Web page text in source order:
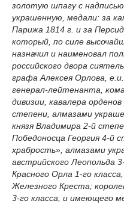
золотую шпагу с
украшенную, медали: за
Парижа 1814 г. и за
который, по силе
назначил и наименовал
российского двора
графа Алексея Орлова,
генерал-лейтенанта,
дивизии, кавалера
степени, алмазами
князя Владимира 2-й
Победоносца Георгия 4-й
храбрость», алмазами
австрийского Леопольда
Красного Орла 1-го
Железного Креста;
3-го класса, и имеющего